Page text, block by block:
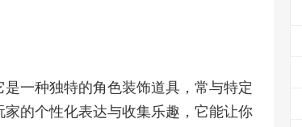
一种独特的角色装饰道具，常与特定
的个性化表达与收集乐趣，它能让你